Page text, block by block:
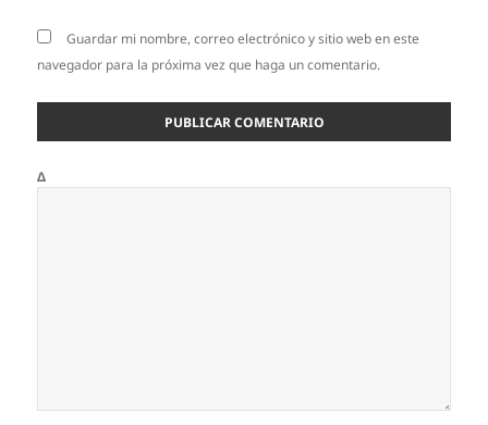
Guardar mi nombre, correo electrónico y sitio web en este
navegador para la próxima vez que haga un comentario.
Δ